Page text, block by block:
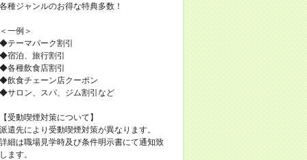
種ジャンルのお得な特典多数！
一例＞
テーマパーク割引
宿泊、旅行割引
各種飲食店割引
飲食チェーン店クーポン
サロン、スパ、ジム割引など
受動喫煙対策について】
遣先により受動喫煙対策が異なります。
細は職場見学時及び条件明示書にて通知致
ます。